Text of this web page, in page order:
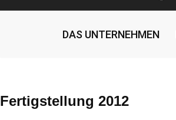
DAS UNTERNEHMEN
Fertigstellung 2012